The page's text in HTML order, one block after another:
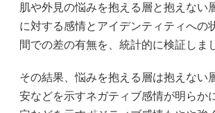
肌や外見の悩みを抱える層と抱えない
に対する感情とアイデンティティへの
間での差の有無を、統計的に検証しま
その結果、悩みを抱える層は抱えない
安などを示すネガティブ感情が明らか